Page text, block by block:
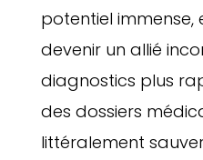
potentiel immense,
devenir un allié
diagnostics plus
des dossiers
littéralement